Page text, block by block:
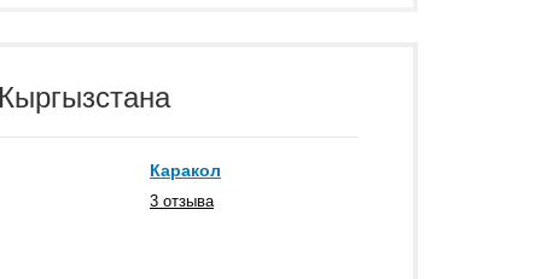
Каракол
3 отзыва